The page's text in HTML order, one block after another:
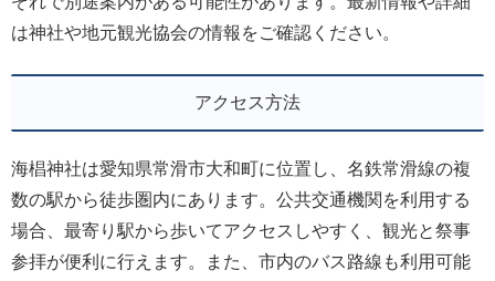
は神社や地元観光協会の情報をご確認ください。
アクセス方法
海椙神社は愛知県常滑市大和町に位置し、名鉄常滑線の複
数の駅から徒歩圏内にあります。公共交通機関を利用する
場合、最寄り駅から歩いてアクセスしやすく、観光と祭事
参拝が便利に行えます。また、市内のバス路線も利用可能